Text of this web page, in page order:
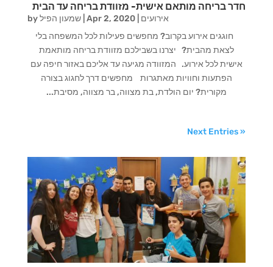
חדר בריחה מותאם אישית- מזוודת בריחה עד הבית
byשמעון הפיל| Apr 2, 2020| אירועים
חוגגים אירוע בקרוב? מחפשים פעילות לכל המשפחה בלי
לצאת מהבית? יצרנו בשבילכם מזוודת בריחה מותאמת
אישית לכל אירוע. המזוודה מגיעה עד אליכם באזור חיפה עם
הפתעות וחוויות מאתגרות מחפשים דרך לחגוג בצורה
מקורית? יום הולדת, בת מצווה, בר מצווה, מסיבת...
Next Entries »